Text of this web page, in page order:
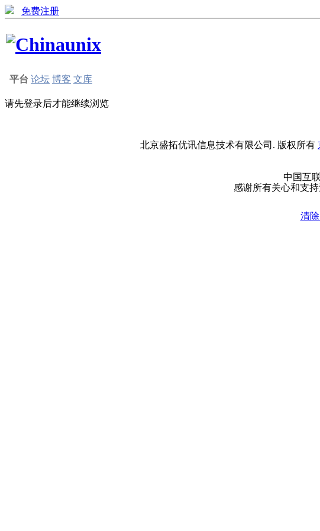
免费注册
平台 论坛 博客 文库
请先登录后才能继续浏览
北京盛拓优讯信息技术有限公司. 版权所有
中国互
感谢所有关心和支
清除